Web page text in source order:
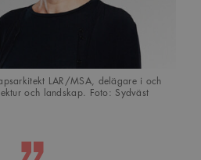
LAR/MSA, delägare i och
och landskap. Foto: Sydväst